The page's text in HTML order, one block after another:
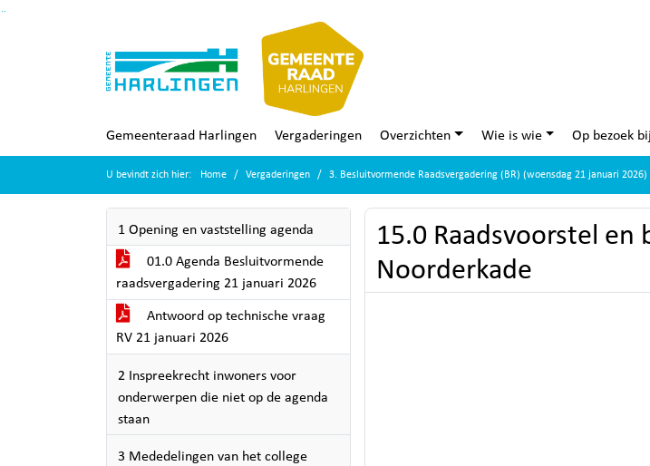
Gemeenteraad Harlingen Vergaderingen Overzichten Wie is wie Op bezoek
U bevindt zich hier: Home Vergaderingen 3. Besluitvormende Raadsvergadering (BR) (woensdag 21 januari 2026)
1 Opening en vaststelling agenda
01.0 Agenda Besluitvormende
raadsvergadering 21 januari 2026
Antwoord op technische vraag
RV 21 januari 2026
2 Inspreekrecht inwoners voor
onderwerpen die niet op de agenda
staan
3 Mededelingen van het college
15.0 Raadsvoorstel
Noorderkade